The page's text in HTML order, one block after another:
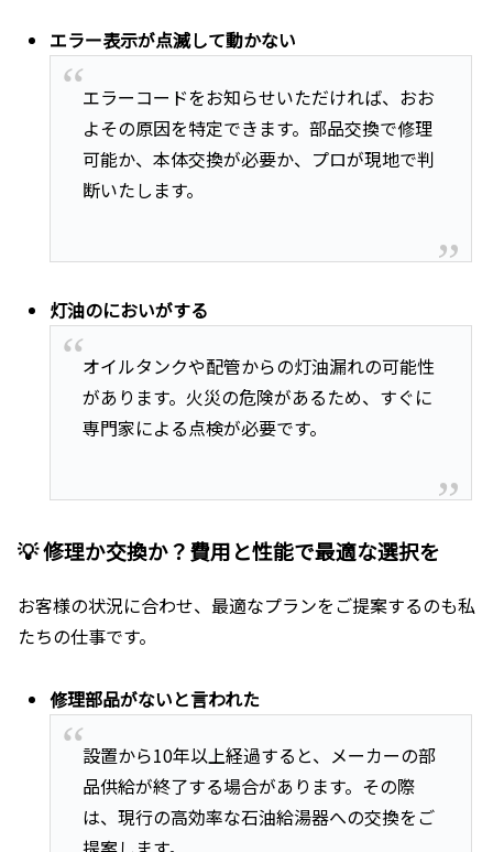
エラー表示が点滅して動かない
エラーコードをお知らせいただければ、おお
よその原因を特定できます。部品交換で修理
可能か、本体交換が必要か、プロが現地で判
断いたします。
灯油のにおいがする
オイルタンクや配管からの灯油漏れの可能性
があります。火災の危険があるため、すぐに
専門家による点検が必要です。
💡 修理か交換か？費用と性能で最適な選択を
お客様の状況に合わせ、最適なプランをご提案するのも私
たちの仕事です。
修理部品がないと言われた
設置から10年以上経過すると、メーカーの部
品供給が終了する場合があります。その際
は、現行の高効率な石油給湯器への交換をご